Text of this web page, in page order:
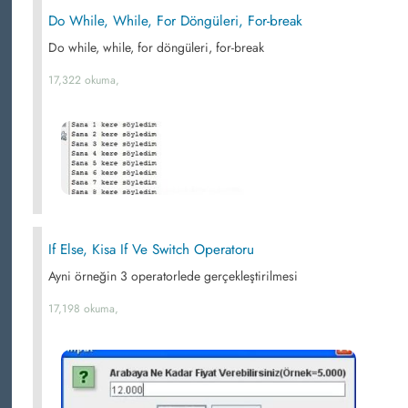
Do While, While, For Döngüleri, For-break
Do while, while, for döngüleri, for-break
17,322 okuma,
If Else, Kisa If Ve Switch Operatoru
Ayni örneğin 3 operatorlede gerçekleştirilmesi
17,198 okuma,